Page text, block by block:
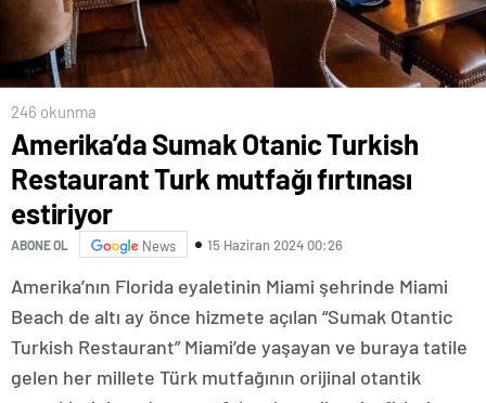
246 okunma
Amerika’da Sumak Otanic Turkish
Restaurant Turk mutfağı fırtınası
estiriyor
ABONE OL News 15 Haziran 2024 00:26
Amerika’nın Florida eyaletinin Miami şehrinde Miami
Beach de altı ay önce hizmete açılan “Sumak Otantic
Turkish Restaurant” Miami’de yaşayan ve buraya tatile
gelen her millete Türk mutfağının orijinal otantik